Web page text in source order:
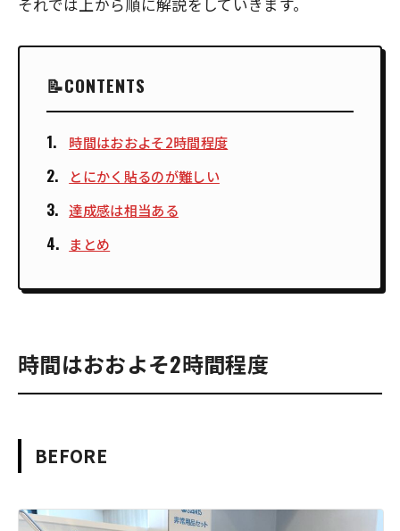
CONTENTS
時間はおおよそ2時間程度
とにかく貼るのが難しい
達成感は相当ある
まとめ
時間はおおよそ2時間程度
BEFORE